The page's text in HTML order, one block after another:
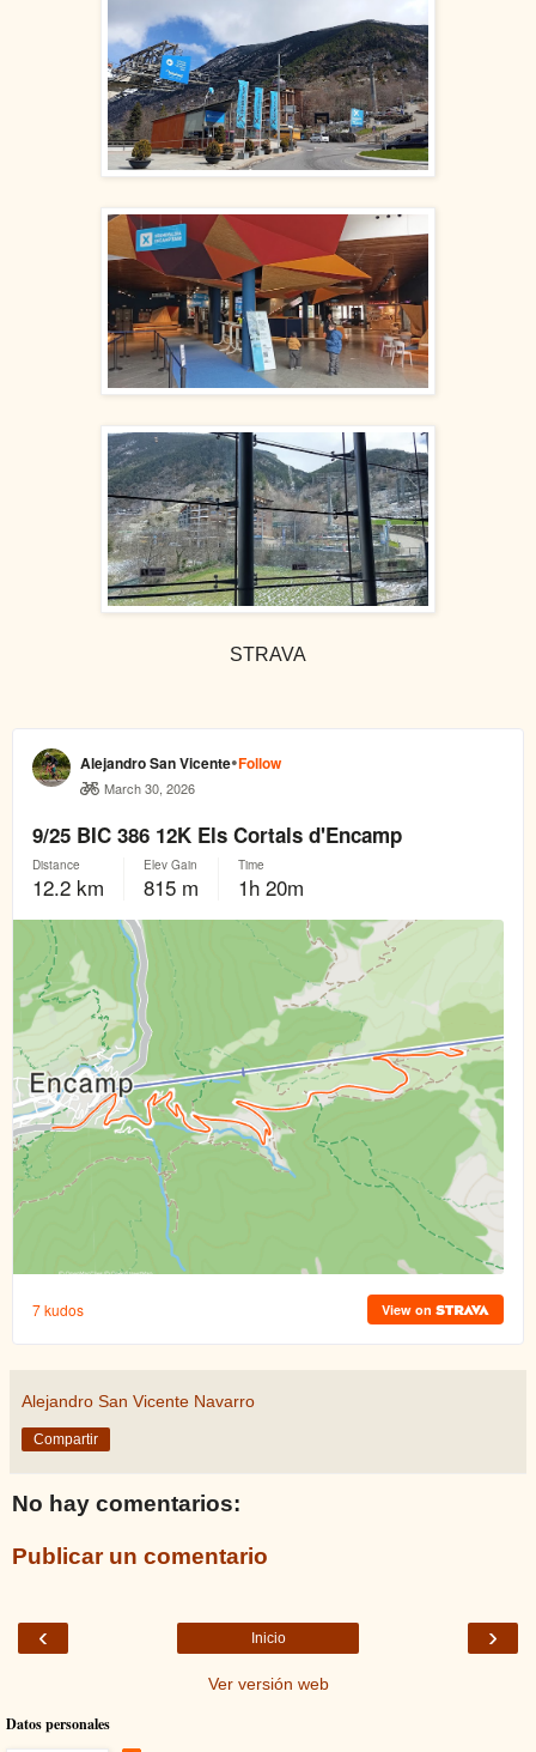
STRAVA
Alejandro San Vicente Navarro
Compartir
No hay comentarios:
Publicar un comentario
‹ ›
Inicio
Ver versión web
Datos personales